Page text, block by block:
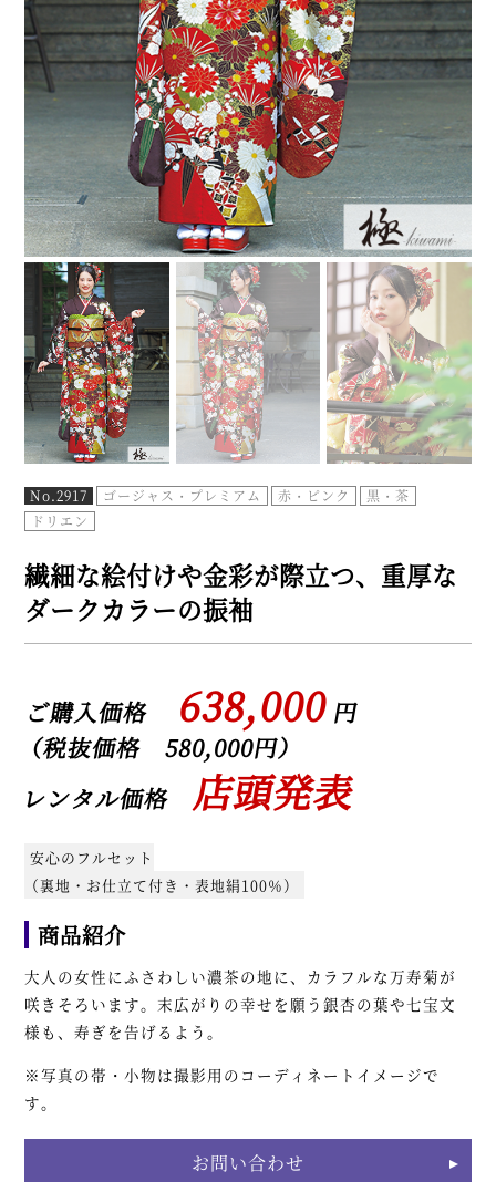
No.2917 ゴージャス・プレミアム 赤・ピンク
黒・茶
ドリエン
繊細な絵付けや金彩が際立つ、重厚な
ダークカラーの振袖
ご購入価格638,000 円
（税抜価格 580,000円）
レンタル価格店頭発表
安心のフルセット
（裏地・お仕立て付き・表地絹100％）
商品紹介
大人の女性にふさわしい濃茶の地に、カラフルな万寿菊が
咲きそろいます。末広がりの幸せを願う銀杏の葉や七宝文
様も、寿ぎを告げるよう。
※写真の帯・小物は撮影用のコーディネートイメージで
す。
お問い合わせ